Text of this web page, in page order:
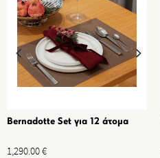
Bernadotte Set για 12 άτομα
1,290.00€